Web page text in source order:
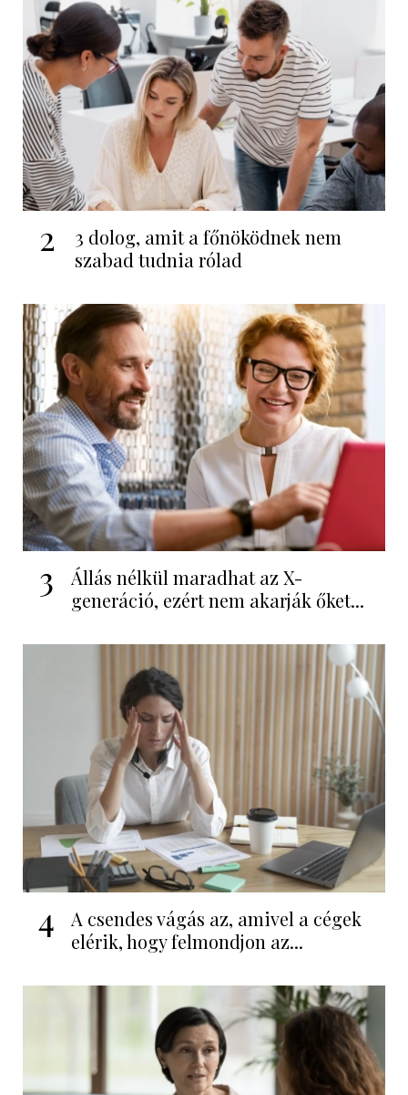
2
3 dolog, amit a főnöködnek nem
szabad tudnia rólad
3
Állás nélkül maradhat az X-
generáció, ezért nem akarják őket...
4
A csendes vágás az, amivel a cégek
elérik, hogy felmondjon az...